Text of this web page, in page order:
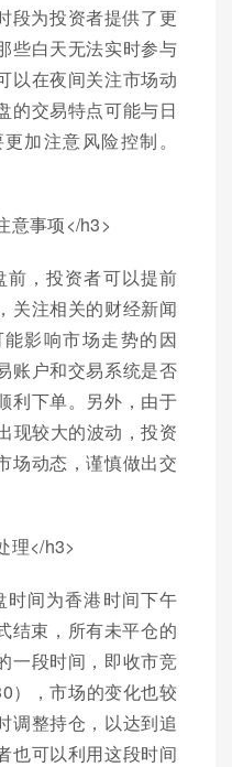
段为投资者提供了更
些白天无法实时参与
以在夜间关注市场动
的交易特点可能与日
加注意风险控制。
意事项</h3>
前，投资者可以提前
关注相关的财经新闻
影响市场走势的因
账户和交易系统是否
利下单。另外，由于
现较大的波动，投资
场动态，谨慎做出交
理</h3>
时间为香港时间下午
结束，所有未平仓的
一段时间，即收市竞
），市场的变化也较
调整持仓，以达到追
也可以利用这段时间